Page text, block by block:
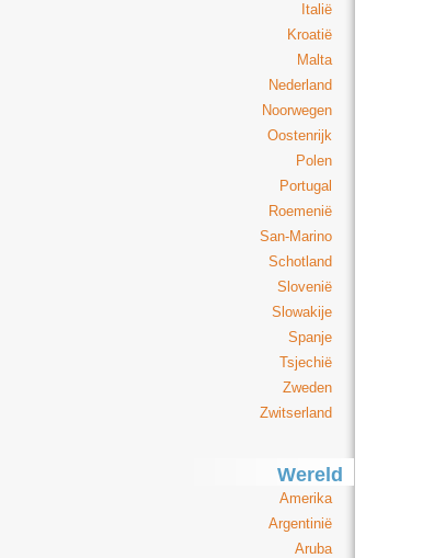
Italië
Kroatië
Malta
Nederland
Noorwegen
Oostenrijk
Polen
Portugal
Roemenië
San-Marino
Schotland
Slovenië
Slowakije
Spanje
Tsjechië
Zweden
Zwitserland
Wereld
Amerika
Argentinië
Aruba